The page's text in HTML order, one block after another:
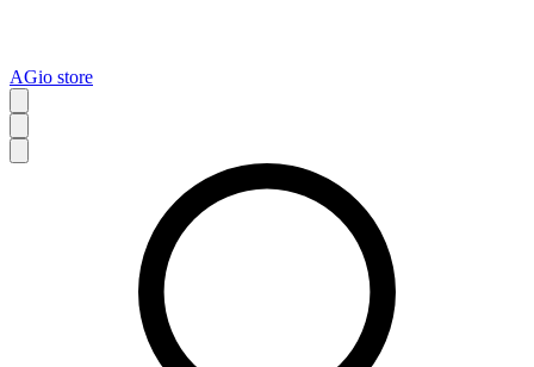
AGio store